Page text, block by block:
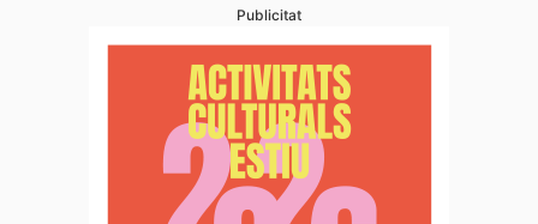
Publicitat